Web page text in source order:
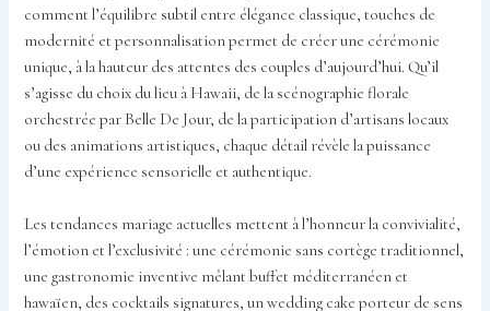
comment l’équilibre subtil entre élégance classique, touches de
modernité et personnalisation permet de créer une cérémonie
unique, à la hauteur des attentes des couples d’aujourd’hui. Qu’il
s’agisse du choix du lieu à Hawaii, de la scénographie florale
orchestrée par Belle De Jour, de la participation d’artisans locaux
ou des animations artistiques, chaque détail révèle la puissance
d’une expérience sensorielle et authentique.
Les tendances mariage actuelles mettent à l’honneur la convivialité,
l’émotion et l’exclusivité : une cérémonie sans cortège traditionnel,
une gastronomie inventive mêlant buffet méditerranéen et
hawaïen, des cocktails signatures, un wedding cake porteur de sens